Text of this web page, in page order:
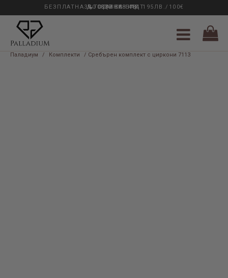
33 ГОДИНИ ОПИТ
БЕЗПЛАТНА ДОСТАВКА НАД 195ЛВ./100€
0889 888 484
Паладиум / Комплекти / Сребърен комплект с циркони 7113